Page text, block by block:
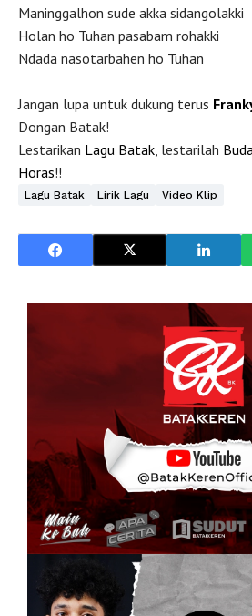
Maninggalhon sude akka sidangolakki
Holan ho Tuhan pasabam rohakki
Ndada nasotarbahen ho Tuhan
Jangan lupa untuk dukung terus
Dongan Batak!
Lestarikan Lagu Batak , lestarilah
Horas!!
Lagu Batak Lirik Lagu Video Klip